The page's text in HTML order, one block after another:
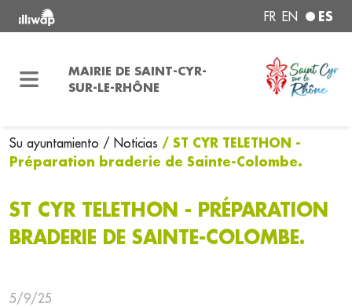
FR EN ES
MAIRIE DE SAINT-CYR-
SUR-LE-RHÔNE
Su ayuntamiento / Noticias / ST CYR TELETHON -
Préparation braderie de Sainte-Colombe.
ST CYR TELETHON - PRÉPARATION
BRADERIE DE SAINTE-COLOMBE.
5/9/25